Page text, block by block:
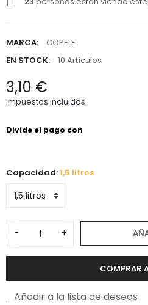
MARCA:
COPELE
EN STOCK:
10 Artículos
3,10 €
Impuestos incluidos
Capacidad:1,5 litros
- +
COMPRAR
Añadir a la lista de deseos